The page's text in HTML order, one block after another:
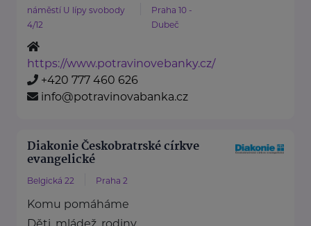
náměstí U lípy svobody
4/12
Praha 10 -
Dubeč
https://www.potravinovebanky.cz/
+420 777 460 626
info@potravinovabanka.cz
Diakonie Českobratrské církve
evangelické
Belgická 22 Praha 2
Komu pomáháme